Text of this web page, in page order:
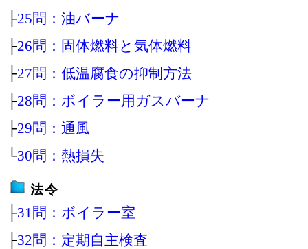
├25問：油バーナ
├26問：固体燃料と気体燃料
├27問：低温腐食の抑制方法
├28問：ボイラー用ガスバーナ
├29問：通風
└30問：熱損失
法令
├31問：ボイラー室
├32問：定期自主検査